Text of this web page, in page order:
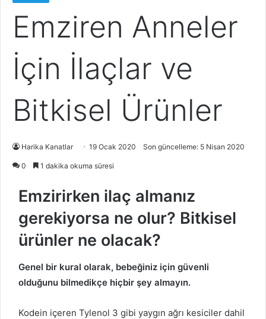
Emziren Anneler
İçin İlaçlar ve
Bitkisel Ürünler
Harika Kanatlar 19 Ocak 2020 Son güncelleme: 5 Nisan 2020
0 1 dakika okuma süresi
Emzirirken ilaç almanız
gerekiyorsa ne olur? Bitkisel
ürünler ne olacak?
Genel bir kural olarak, bebeğiniz için güvenli
olduğunu bilmedikçe hiçbir şey almayın.
Kodein içeren Tylenol 3 gibi yaygın ağrı kesiciler dahil